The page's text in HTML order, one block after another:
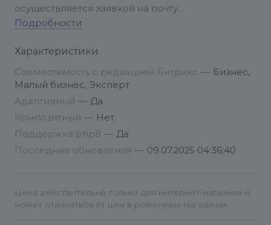
осуществляется заявкой на почту
info@conversite.ru
Подробности
Характеристики
Совместимость с редакцией Битрикс — Бизнес,
Малый бизнес, Эксперт
Адаптивный — Да
Композитный — Нет
Поддержка php8 — Да
Последние обновления — 09.07.2025 04:36:40
Цена действительна только для интернет-магазина и
может отличаться от цен в розничных магазинах